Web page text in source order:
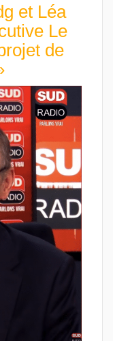
et Léa
Le
de